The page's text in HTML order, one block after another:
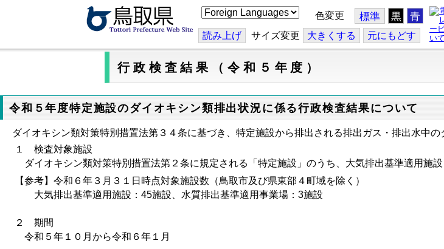
こ
の
ジ
を
翻
訳
色変更 標準 黒 青
読み上げ サイズ変更 大きくする 元にもどす
行政検査結果（令和５年度）
令和５年度特定施設のダイオキシン類排出状況に係る行政検査結果について
ダイオキシン類対策特別措置法第３４条に基づき、特定施設から排出される排出ガス・ 排出水中の
１ 検査対象施設
ダイオキシン類対策特別措置法第２条に規定される「特定施設」のうち、大気排出基準適用施設
【参考】令和６年３月３１日時点対象施設数（鳥取市及び県東部４町域を除く）
大気排出基準適用施設：45施設、水質排出基準適用事業場：3施設
２ 期間
令和５ 年１０月から令和６年１月